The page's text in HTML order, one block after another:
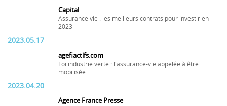
Capital
Assurance vie : les meilleurs contrats pour investir en
2023
2023.05.17
agefiactifs.com
Loi industrie verte : l'assurance-vie appelée à être
mobilisée
2023.04.20
Agence France Presse